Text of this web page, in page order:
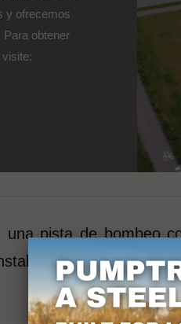
y ofrecemos
Para obtener
pista de bombeo